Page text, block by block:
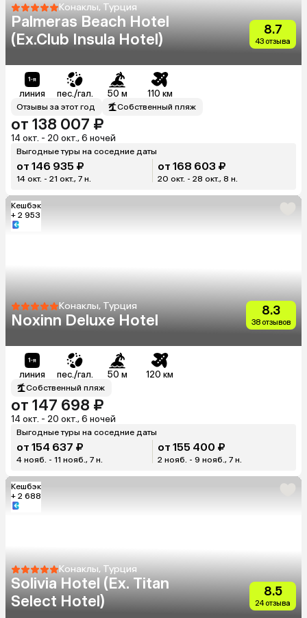
Конаклы, Турция
Palmeras Beach Hotel
(Ex.Club Insula Hotel)
8.7
43 отзыва
линия пес./гал. 50 м 110 км
Отзывы за этот год Собственный пляж
от 138 007 ₽
14 окт. - 20 окт., 6 ночей
Выгодные туры на соседние даты
от 146 935 ₽
14 окт. - 21 окт., 7 н.
от 168 603 ₽
20 окт. - 28 окт., 8 н.
Кешбэк
+ 2 953
Конаклы, Турция
Noxinn Deluxe Hotel
8.3
38 отзывов
линия пес./гал. 50 м 120 км
Собственный пляж
от 147 698 ₽
14 окт. - 20 окт., 6 ночей
Выгодные туры на соседние даты
от 154 637 ₽
4 нояб. - 11 нояб., 7 н.
от 155 400 ₽
2 нояб. - 9 нояб., 7 н.
Кешбэк
+ 2 688
Конаклы, Турция
Solivia Hotel (Ex. Titan
Select Hotel)
8.5
24 отзыва